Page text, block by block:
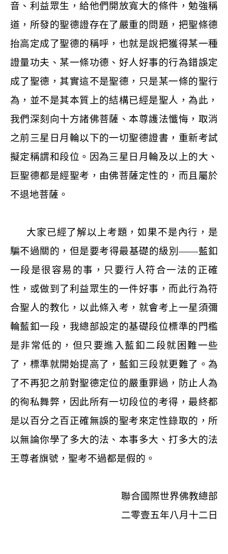
音、利益眾生，給他們開放寬大的條件，勉強稱
道，所發的聖德證存在了嚴重的問題，把聖條德
抬高定成了聖德的稱呼，也就是說把獲得某一種
證量功夫、某一條功德、好人好事的行為錯誤定
成了聖德，其實這不是聖德，只是某一條的聖行
為，並不是其本質上的結構已經是聖人，為此，
我們深刻向十方諸佛菩薩、本尊護法懺悔，取消
之前三星日月輪以下的一切聖德證書，重新考試
擬定稱謂和段位。因為三星日月輪及以上的大、
巨聖德都是經聖考，由佛菩薩定性的，而且屬於
不退地菩薩。
大家已經了解以上考題，如果不是內行，是
騙不過關的，但是要考得最基礎的級別——藍釦
一段是很容易的事，只要行人符合一法的正確
性，或做到了利益眾生的一件好事，而此行為符
合聖人的教化，以此條入考，就會考上一星須彌
輪藍釦一段，我總部設定的基礎段位標準的門檻
是非常低的，但只要進入藍釦二段就困難一些
了，標準就開始提高了，藍釦三段就更難了。為
了不再犯之前對聖德定位的嚴重罪過，防止人為
的徇私舞弊，因此所有一切段位的考得，最終都
是以百分之百正確無誤的聖考來定性錄取的，所
以無論你學了多大的法、本事多大、打多大的法
王尊者旗號，聖考不過都是假的。
聯合國際世界佛教總部
二零壹五年八月十二日